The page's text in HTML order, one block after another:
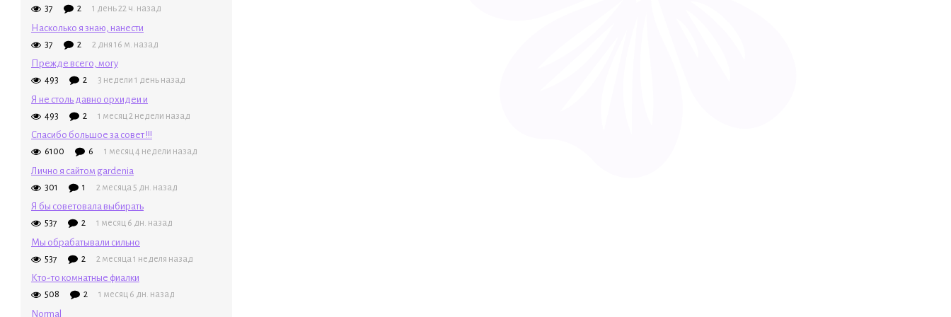
37 2 1 день 22 ч. назад
Насколько я знаю, нанести
37 2 2 дня 16 м. назад
Прежде всего, могу
493 2 3 недели 1 день назад
Я не столь давно орхидеи и
493 2 1 месяц 2 недели назад
Спасибо большое за совет !!!
6100 6 1 месяц 4 недели назад
Лично я сайтом gardenia
301 1 2 месяца 5 дн. назад
Я бы советовала выбирать
537 2 1 месяц 6 дн. назад
Мы обрабатывали сильно
537 2 2 месяца 1 неделя назад
Кто-то комнатные фиалки
508 2 1 месяц 6 дн. назад
Normal